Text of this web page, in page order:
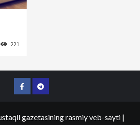
221
FacebookTelegram
gazetasining rasmiy veb-sayti |